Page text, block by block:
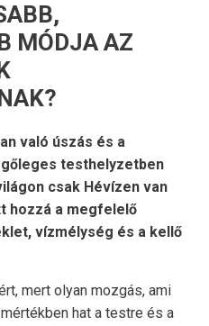
MÓDJA AZ
való úszás és a
testhelyzetben
csak Hévízen van
hozzá a megfelelő
vízmélység és a kellő
mert olyan mozgás, ami
hat a testre és a